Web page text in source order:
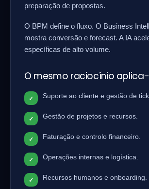
preparação de propostas.
O BPM define o fluxo. O Business
mostra conversão e forecast. A IA
específicas de alto volume.
O mesmo raciocínio
Suporte ao cliente e gestão de
Gestão de projetos e recursos.
Faturação e controlo financeiro.
Operações internas e logística.
Recursos humanos e onboarding.